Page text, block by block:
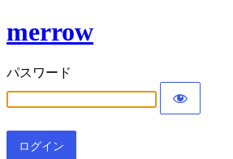
merrow
パスワード